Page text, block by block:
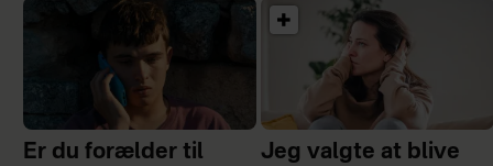
Er du forælder til
Jeg valgte at blive